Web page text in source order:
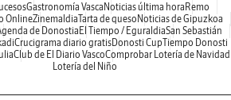
Gastronomía Vasca Noticias última hora Remo
OnlineZinemaldiaTarta de queso Noticias de Gipuzkoa
de Donostia El Tiempo / EguraldiaSan Sebastián
Crucigrama diario gratisDonosti CupTiempo Donosti
Club de El Diario VascoComprobar Lotería de Navidad
Lotería del Niño